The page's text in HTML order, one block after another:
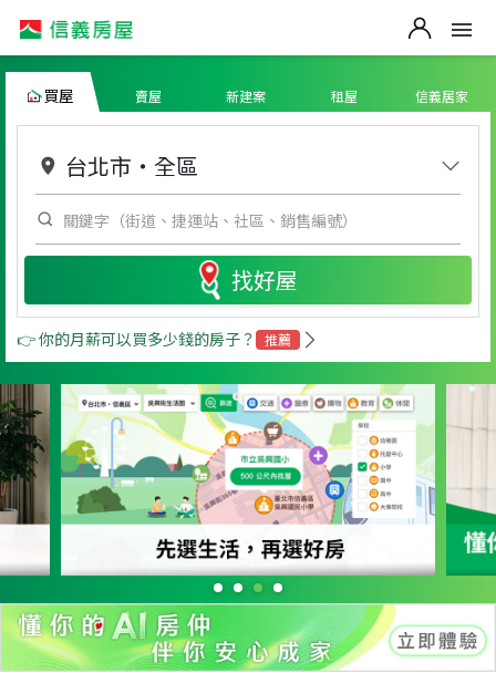
買屋 賣屋 新建案 租屋 信義居家
台北市 ・ 全區
找好屋
👉 你的月薪可以買多少錢的房子？ 推薦